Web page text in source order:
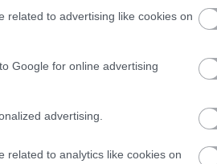
related to advertising like cookies on
Google for online advertising
advertising.
related to analytics like cookies on